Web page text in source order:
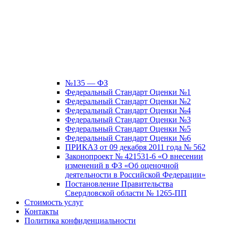
№135 — ФЗ
Федеральный Стандарт Оценки №1
Федеральный Стандарт Оценки №2
Федеральный Стандарт Оценки №4
Федеральный Стандарт Оценки №3
Федеральный Стандарт Оценки №5
Федеральный Стандарт Оценки №6
ПРИКАЗ от 09 декабря 2011 года № 562
Законопроект № 421531-6 «О внесении
изменений в ФЗ «Об оценочной
деятельности в Российской Федерации»
Постановление Правительства
Свердловской области № 1265-ПП
Стоимость услуг
Контакты
Политика конфиденциальности